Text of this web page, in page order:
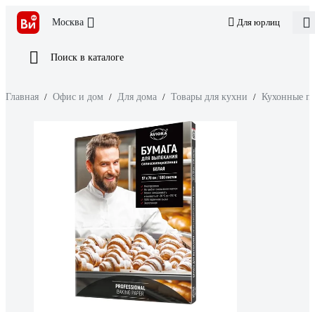
Москва Для юрлиц
Поиск в каталоге
Главная / Офис и дом / Для дома / Товары для кухни / Кухонные